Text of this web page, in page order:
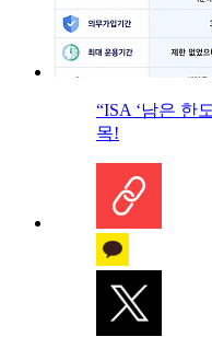
“ISA ‘남은 한
목!